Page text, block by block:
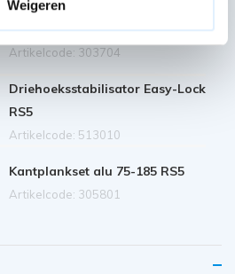
Weigeren
Horizontaalschoor 185 RS
Artikelcode: 303704
Driehoeksstabilisator Easy-Lock
RS5
Artikelcode: 513010
Kantplankset alu 75-185 RS5
Artikelcode: 305801